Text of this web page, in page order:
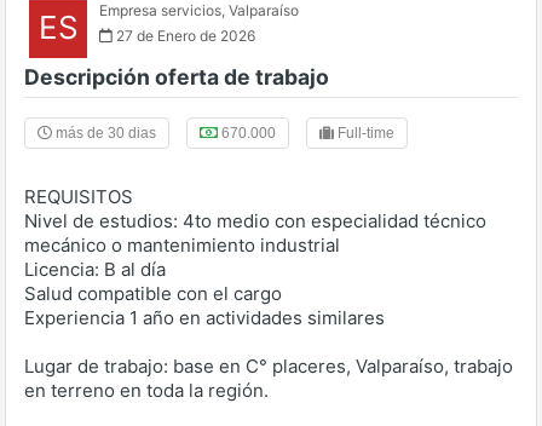
ES Empresa servicios, Valparaíso
27 de Enero de 2026
Descripción oferta de trabajo
más de 30 dias 670.000 Full-time
REQUISITOS
Nivel de estudios: 4to medio con especialidad técnico
mecánico o mantenimiento industrial
Licencia: B al día
Salud compatible con el cargo
Experiencia 1 año en actividades similares
Lugar de trabajo: base en C° placeres, Valparaíso, trabajo
en terreno en toda la región.